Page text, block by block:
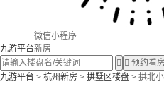
微信小程序
九游平台新房
  预约看房
九游平台 > 杭州新房 > 拱墅区楼盘 > 拱北